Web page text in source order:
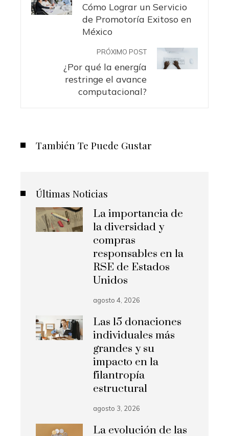
Cómo Lograr un Servicio
de Promotoría Exitoso en
México
PRÓXIMO POST
¿Por qué la energía
restringe el avance
computacional?
También Te Puede Gustar
Últimas Noticias
La importancia de
la diversidad y
compras
responsables en la
RSE de Estados
Unidos
agosto 4, 2026
Las 15 donaciones
individuales más
grandes y su
impacto en la
filantropía
estructural
agosto 3, 2026
La evolución de las